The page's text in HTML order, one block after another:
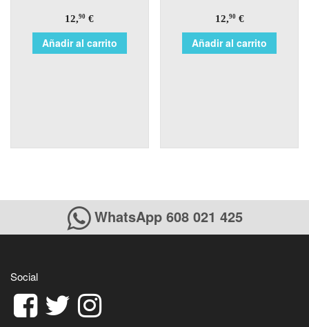
12,90 €
Añadir al carrito
12,90€
Añadir al carrito
WhatsApp 608 021 425
Social